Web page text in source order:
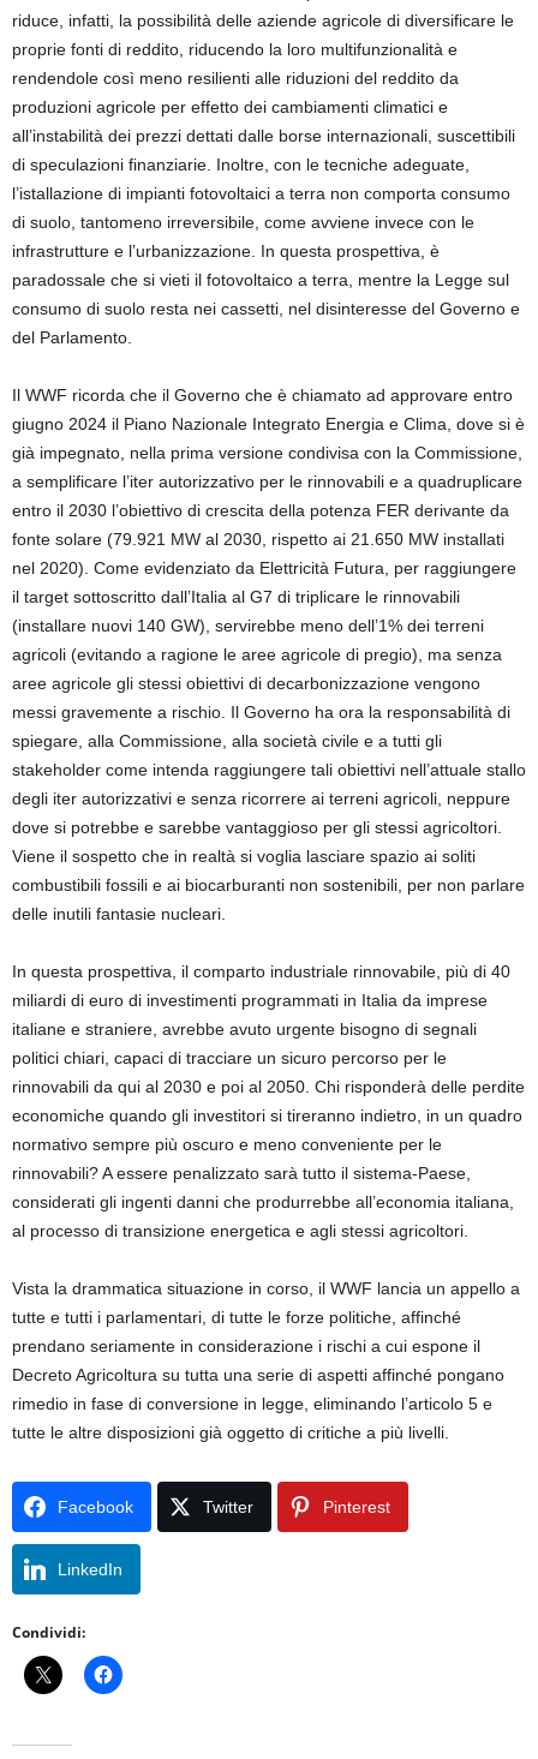
riduce, infatti, la possibilità delle aziende agricole di diversificare le
proprie fonti di reddito, riducendo la loro multifunzionalità e
rendendole così meno resilienti alle riduzioni del reddito da
produzioni agricole per effetto dei cambiamenti climatici e
all’instabilità dei prezzi dettati dalle borse internazionali, suscettibili
di speculazioni finanziarie. Inoltre, con le tecniche adeguate,
l’istallazione di impianti fotovoltaici a terra non comporta consumo
di suolo, tantomeno irreversibile, come avviene invece con le
infrastrutture e l’urbanizzazione. In questa prospettiva, è
paradossale che si vieti il fotovoltaico a terra, mentre la Legge sul
consumo di suolo resta nei cassetti, nel disinteresse del Governo e
del Parlamento.
Il WWF ricorda che il Governo che è chiamato ad approvare entro
giugno 2024 il Piano Nazionale Integrato Energia e Clima, dove si è
già impegnato, nella prima versione condivisa con la Commissione,
a semplificare l’iter autorizzativo per le rinnovabili e a quadruplicare
entro il 2030 l’obiettivo di crescita della potenza FER derivante da
fonte solare (79.921 MW al 2030, rispetto ai 21.650 MW installati
nel 2020). Come evidenziato da Elettricità Futura, per raggiungere
il target sottoscritto dall’Italia al G7 di triplicare le rinnovabili
(installare nuovi 140 GW), servirebbe meno dell’1% dei terreni
agricoli (evitando a ragione le aree agricole di pregio), ma senza
aree agricole gli stessi obiettivi di decarbonizzazione vengono
messi gravemente a rischio. Il Governo ha ora la responsabilità di
spiegare, alla Commissione, alla società civile e a tutti gli
stakeholder come intenda raggiungere tali obiettivi nell’attuale stallo
degli iter autorizzativi e senza ricorrere ai terreni agricoli, neppure
dove si potrebbe e sarebbe vantaggioso per gli stessi agricoltori.
Viene il sospetto che in realtà si voglia lasciare spazio ai soliti
combustibili fossili e ai biocarburanti non sostenibili, per non parlare
delle inutili fantasie nucleari.
In questa prospettiva, il comparto industriale rinnovabile, più di 40
miliardi di euro di investimenti programmati in Italia da imprese
italiane e straniere, avrebbe avuto urgente bisogno di segnali
politici chiari, capaci di tracciare un sicuro percorso per le
rinnovabili da qui al 2030 e poi al 2050. Chi risponderà delle perdite
economiche quando gli investitori si tireranno indietro, in un quadro
normativo sempre più oscuro e meno conveniente per le
rinnovabili? A essere penalizzato sarà tutto il sistema-Paese,
considerati gli ingenti danni che produrrebbe all’economia italiana,
al processo di transizione energetica e agli stessi agricoltori.
Vista la drammatica situazione in corso, il WWF lancia un appello a
tutte e tutti i parlamentari, di tutte le forze politiche, affinché
prendano seriamente in considerazione i rischi a cui espone il
Decreto Agricoltura su tutta una serie di aspetti affinché pongano
rimedio in fase di conversione in legge, eliminando l’articolo 5 e
tutte le altre disposizioni già oggetto di critiche a più livelli.
Facebook Twitter Pinterest
LinkedIn
Condividi: